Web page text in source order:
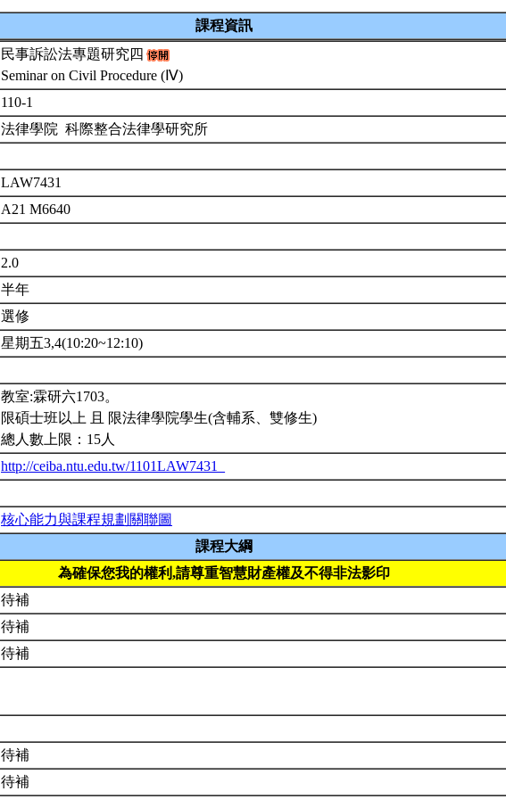
課程資訊
民事訴訟法專題研究四
Seminar on Civil Procedure (Ⅳ)
110-1
法律學院 科際整合法律學研究所
LAW7431
A21 M6640
2.0
半年
選修
星期五3,4(10:20~12:10)
教室:霖研六1703。
限碩士班以上 且 限法律學院學生(含輔系、雙修生)
總人數上限：15人
http://ceiba.ntu.edu.tw/1101LAW7431_
核心能力與課程規劃關聯圖
課程大綱
為確保您我的權利,請尊重智慧財產權及不得非法影印
待補
待補
待補
待補
待補